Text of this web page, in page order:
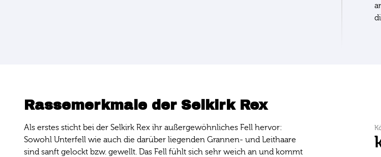
Rassemerkmale der Selkirk Rex
Als erstes sticht bei der Selkirk Rex ihr außergewöhnliches Fell hervor:
Sowohl Unterfell wie auch die darüber liegenden Grannen- und Leithaare
sind sanft gelockt bzw. gewellt. Das Fell fühlt sich sehr weich an und kommt